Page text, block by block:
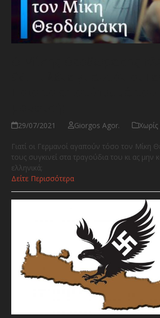
29/07/2021 Giorgos Agor. Χωρίς
Γιατί οι Γερμανοί αγαπούν τόσο τον Μίκη
τους συγκινεί στα τραγούδια του κι ας μην
ελληνικά;
Δείτε Περισσότερα